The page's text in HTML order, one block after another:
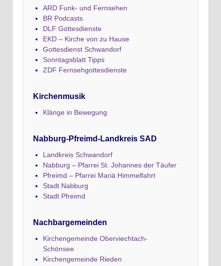
ARD Funk- und Fernsehen
BR Podcasts
DLF Gottesdienste
EKD – Kirche von zu Hause
Gottesdienst Schwandorf
Sonntagsblatt Tipps
ZDF Fernsehgottesdienste
Kirchenmusik
Klänge in Bewegung
Nabburg-Pfreimd-Landkreis SAD
Landkreis Schwandorf
Nabburg – Pfarrei St. Johannes der Täufer
Pfreimd – Pfarrei Mariä Himmelfahrt
Stadt Nabburg
Stadt Pfreimd
Nachbargemeinden
Kirchengemeinde Oberviechtach-
Schönsee
Kirchengemeinde Rieden